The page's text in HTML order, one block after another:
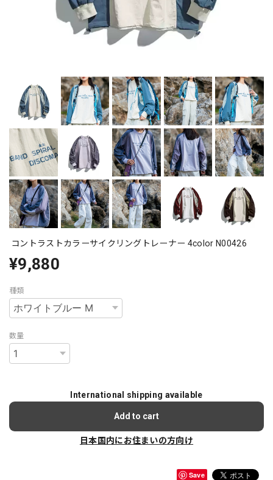
コントラストカラーサイクリングトレーナー 4color N00426
¥9,880
種類
数量
International shipping available
Add to cart
日本国内にお住まいの方向け
Save